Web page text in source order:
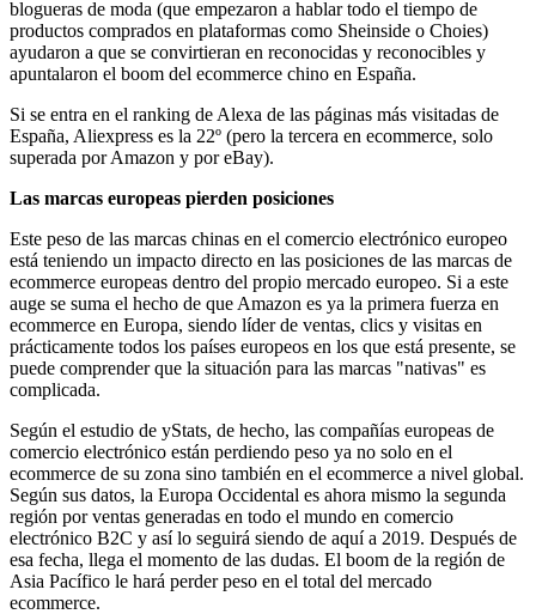
blogueras de moda (que empezaron a hablar todo el tiempo de
productos comprados en plataformas como Sheinside o Choies)
ayudaron a que se convirtieran en reconocidas y reconocibles y
apuntalaron el boom del ecommerce chino en España.
Si se entra en el ranking de Alexa de las páginas más visitadas de
España, Aliexpress es la 22º (pero la tercera en ecommerce, solo
superada por Amazon y por eBay).
Las marcas europeas pierden posiciones
Este peso de las marcas chinas en el comercio electrónico europeo
está teniendo un impacto directo en las posiciones de las marcas de
ecommerce europeas dentro del propio mercado europeo. Si a este
auge se suma el hecho de que Amazon es ya la primera fuerza en
ecommerce en Europa, siendo líder de ventas, clics y visitas en
prácticamente todos los países europeos en los que está presente, se
puede comprender que la situación para las marcas "nativas" es
complicada.
Según el estudio de yStats, de hecho, las compañías europeas de
comercio electrónico están perdiendo peso ya no solo en el
ecommerce de su zona sino también en el ecommerce a nivel global.
Según sus datos, la Europa Occidental es ahora mismo la segunda
región por ventas generadas en todo el mundo en comercio
electrónico B2C y así lo seguirá siendo de aquí a 2019. Después de
esa fecha, llega el momento de las dudas. El boom de la región de
Asia Pacífico le hará perder peso en el total del mercado
ecommerce.